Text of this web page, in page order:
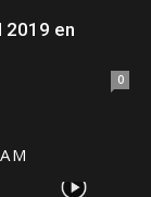
2019 en
0